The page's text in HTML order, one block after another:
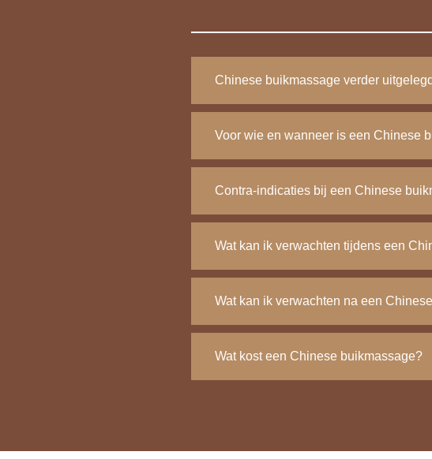
Chinese buikmassage verder uitgelegd
Voor wie en wanneer is een Chinese
Contra-indicaties bij een Chinese
Wat kan ik verwachten tijdens een
Wat kan ik verwachten na een
Wat kost een Chinese buikmassage?